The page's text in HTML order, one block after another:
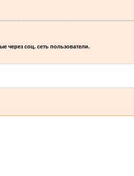
через соц. сеть пользователи.